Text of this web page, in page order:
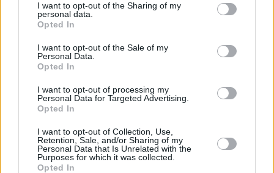
I want to opt-out of the Sharing of my
personal data.
Opted In
I want to opt-out of the Sale of my
Personal Data.
Opted In
I want to opt-out of processing my
Personal Data for Targeted Advertising.
Opted In
I want to opt-out of Collection, Use,
Retention, Sale, and/or Sharing of my
Personal Data that Is Unrelated with the
Purposes for which it was collected.
Opted In
Πριν 4 ημέρες
Ο καιρός στη Χίο, σήμερα 3 Αυγούστου 2026